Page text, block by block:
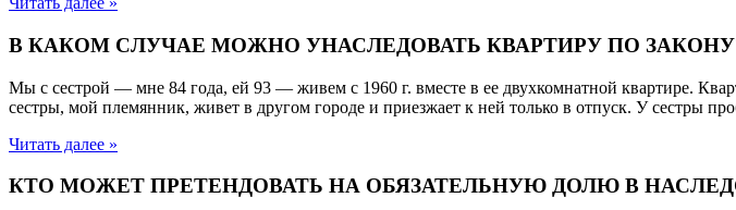
В КАКОМ СЛУЧАЕ МОЖНО УНАСЛЕДОВАТЬ КВАРТИРУ ПО
Мы с сестрой — мне 84 года, ей 93 — живем с 1960 г. вместе в ее двухкомнатной квартире.
сестры, мой племянник, живет в другом городе и приезжает к ней только в отпуск. У сестры
Читать далее »
КТО МОЖЕТ ПРЕТЕНДОВАТЬ НА ОБЯЗАТЕЛЬНУЮ ДОЛЮ В